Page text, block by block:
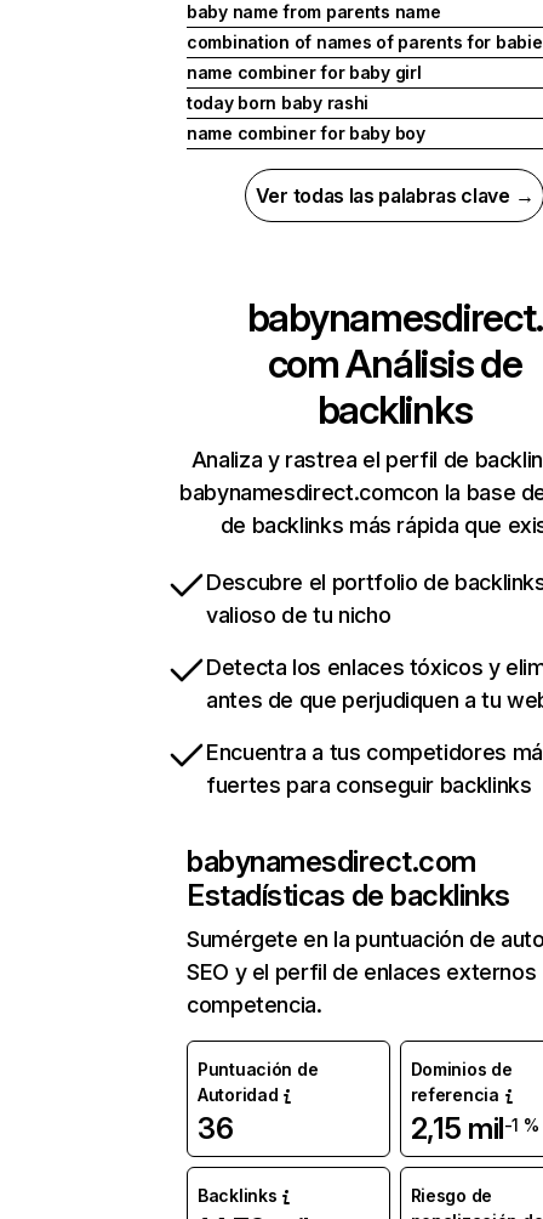
baby name from parents name
combination of names of parents for
name combiner for baby girl
today born baby rashi
name combiner for baby boy
Ver todas las palabras clave →
babynamesdirect.
comAnálisis de
backlinks
Analiza y rastrea el perfil de
babynamesdirect.comcon la base
de backlinks más rápida que
Descubre el portfolio de
valioso de tu nicho
Detecta los enlaces tóxicos y
antes de que perjudiquen a tu
Encuentra a tus competidores
fuertes para conseguir backlinks
babynamesdirect.com
Estadísticas de backlinks
Sumérgete en la puntuación de
SEO y el perfil de enlaces externos
competencia.
Puntuación de
Autoridad
36
Dominios de
referencia
2,15 mil-1 %
Backlinks
Riesgo de